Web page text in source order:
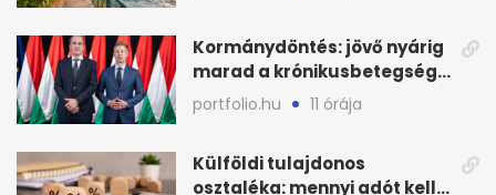
Kormánydöntés: jövő nyárig
marad a krónikusbetegség-
menedzsment
portfolio.hu 11 órája
Külföldi tulajdonos
osztaléka: mennyi adót kell